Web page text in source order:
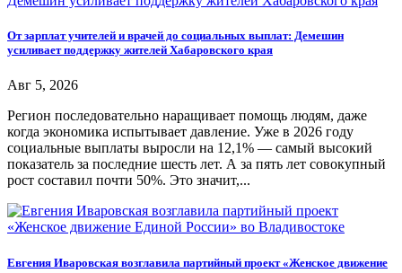
От зарплат учителей и врачей до социальных выплат: Демешин
усиливает поддержку жителей Хабаровского края
Авг 5, 2026
Регион последовательно наращивает помощь людям, даже
когда экономика испытывает давление. Уже в 2026 году
социальные выплаты выросли на 12,1% — самый высокий
показатель за последние шесть лет. А за пять лет совокупный
рост составил почти 50%. Это значит,...
Евгения Иваровская возглавила партийный проект «Женское движение